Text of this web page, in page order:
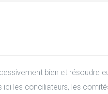
bien et résoudre
ici les conciliateurs, les